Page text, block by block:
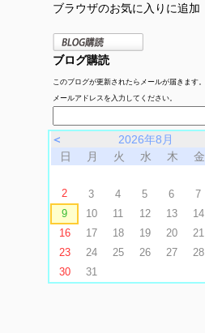
ブラウザのお気に入りに追加
ブログ購読
このブログが更新されたらメールが届きます。
メールアドレスを入力してください。
＜ 2026年8月
日
月 火 水 木 金
2
3 4 5 6 7
9
10 11 12 13 14
16
17 18 19 20 21
23
24 25 26 27 28
30
31